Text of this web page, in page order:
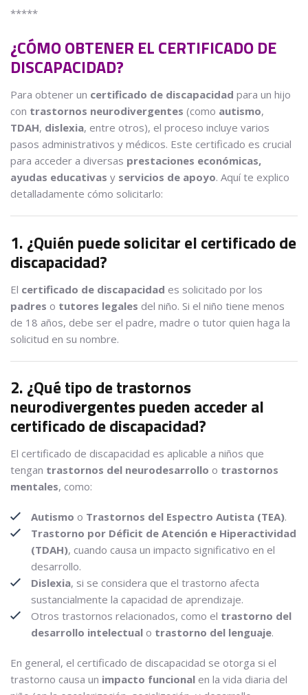
*****
¿CÓMO OBTENER EL CERTIFICADO DE
DISCAPACIDAD?
Para obtener un certificado de discapacidad para un hijo
con trastornos neurodivergentes (como autismo,
TDAH, dislexia, entre otros), el proceso incluye varios
pasos administrativos y médicos. Este certificado es crucial
para acceder a diversas prestaciones económicas,
ayudas educativas y servicios de apoyo. Aquí te explico
detalladamente cómo solicitarlo:
1. ¿Quién puede solicitar el certificado de
discapacidad?
El certificado de discapacidad es solicitado por los
padres o tutores legales del niño. Si el niño tiene menos
de 18 años, debe ser el padre, madre o tutor quien haga la
solicitud en su nombre.
2. ¿Qué tipo de trastornos
neurodivergentes pueden acceder al
certificado de discapacidad?
El certificado de discapacidad es aplicable a niños que
tengan trastornos del neurodesarrollo o trastornos
mentales, como:
Autismo o Trastornos del Espectro Autista (TEA).
Trastorno por Déficit de Atención e Hiperactividad
(TDAH), cuando causa un impacto significativo en el
desarrollo.
Dislexia, si se considera que el trastorno afecta
sustancialmente la capacidad de aprendizaje.
Otros trastornos relacionados, como el trastorno del
desarrollo intelectual o trastorno del lenguaje.
En general, el certificado de discapacidad se otorga si el
trastorno causa un impacto funcional en la vida diaria del